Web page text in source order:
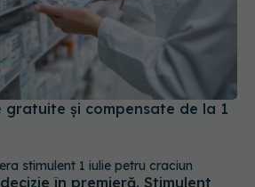
gratuite şi compensate de la 1